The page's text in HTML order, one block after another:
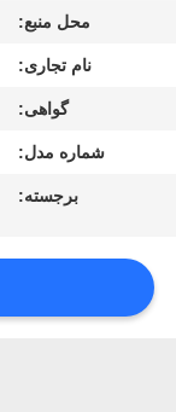
تماس
اخبار
محل منبع:
نام تجاری:
گواهی:
شماره مدل:
برجسته: